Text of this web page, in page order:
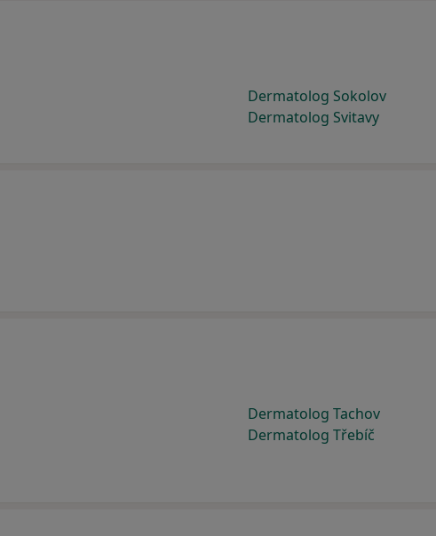
Dermatolog Sokolov
Dermatolog Svitavy
Dermatolog Tachov
Dermatolog Třebíč